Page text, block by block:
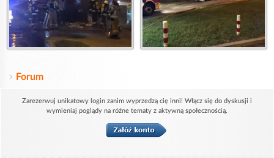
Forum
Zarezerwuj unikatowy login zanim wyprzedzą cię inni! Włącz się do dyskusji i
wymieniaj poglądy na różne tematy z aktywną społecznością.